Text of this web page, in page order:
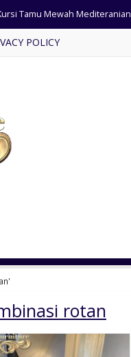
Tamu Mewah Mediteranian
Meja Makan Antik Kursi 8
Makan Salina Ukiran Jepara
Hias Shima Ukir Jepara
POLICY
rotan